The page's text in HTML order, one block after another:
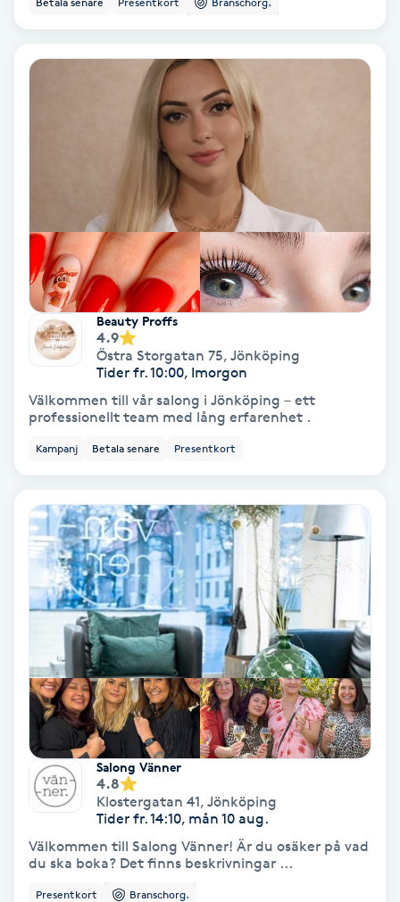
Barber
Barnklippning
BIAB
Brynfärgning
Brynplockning
Bröllopsuppsättning
Celluliter
Coachning
Color correction
Cryoterapi
Beauty Proffs
4.9
Östra Storgatan 75, Jönköping
Tider fr. 10:00, Imorgon
Välkommen till vår salong i Jönköping – ett
professionellt team med lång erfarenhet .
Kampanj Betala senare Presentkort
Salong Vänner
4.8
Klostergatan 41, Jönköping
Tider fr. 14:10, mån 10 aug.
Välkommen till Salong Vänner! Är du osäker på vad
du ska boka? Det finns beskrivningar ...
Presentkort Branschorg.